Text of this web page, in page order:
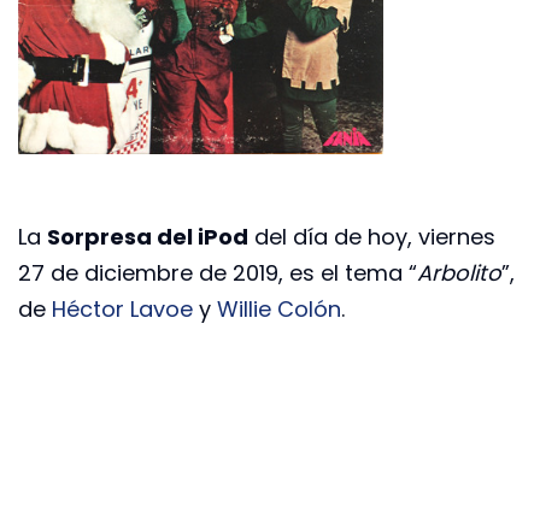
La Sorpresa del iPod del día de hoy, viernes
27 de diciembre de 2019, es el tema “Arbolito”,
de Héctor Lavoe y Willie Colón.